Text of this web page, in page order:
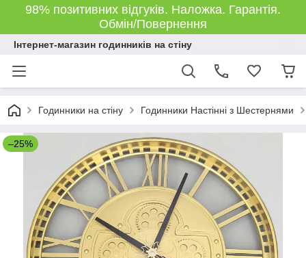
98% позитивних відгуків. Наложка. Гарантія.
Обмін/Повернення
Інтернет-магазин годинників на стіну
Годинники на стіну Годинники Настінні з Шестернями
–25%